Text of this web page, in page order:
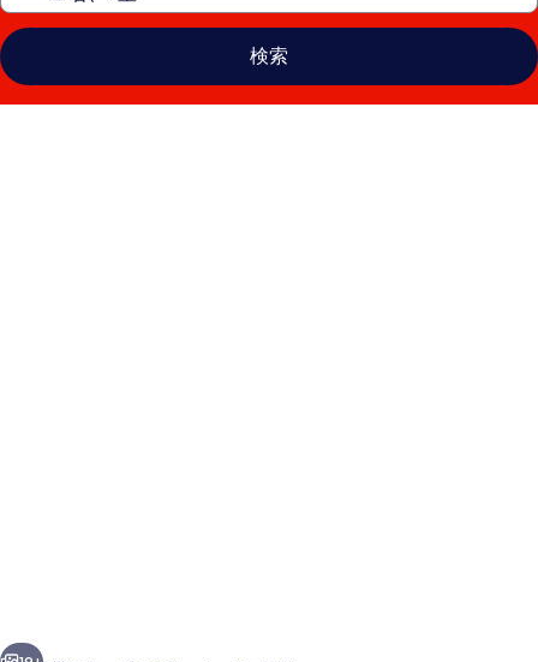
検索